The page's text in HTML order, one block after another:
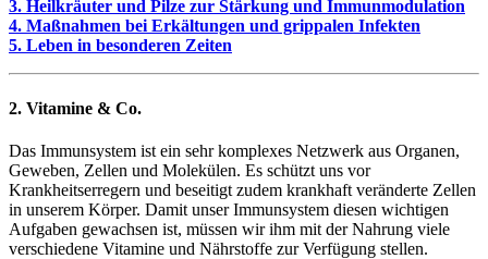
3. Heilkräuter und Pilze zur Stärkung und Immunmodulation
4. Maßnahmen bei Erkältungen und grippalen Infekten
5. Leben in besonderen Zeiten
2. Vitamine & Co.
Das Immunsystem ist ein sehr komplexes Netzwerk aus Organen,
Geweben, Zellen und Molekülen. Es schützt uns vor
Krankheitserregern und beseitigt zudem krankhaft veränderte Zellen
in unserem Körper. Damit unser Immunsystem diesen wichtigen
Aufgaben gewachsen ist, müssen wir ihm mit der Nahrung viele
verschiedene Vitamine und Nährstoffe zur Verfügung stellen.